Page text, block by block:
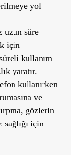
yol
uzun süre
için
kullanım
yaratır.
kullanırken
ve
gözlerin
sağlığı için